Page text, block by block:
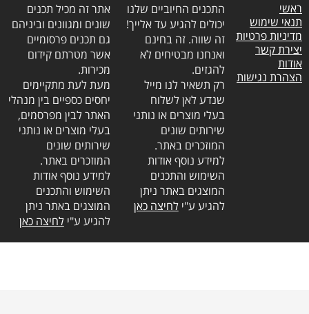
ראשי
תנאי שימוש
מדיניות פרטיות
יצירת קשר
אודות
הצהרת נגישות
התכנים החיוביים שלנו
יכולים להגיע עד אלייך!
זה שווה. זה בחינם
ואנחנו מבטיחים לא
להגזים.
רק תשאיר לנו מייל
שנדע לאן לשלוח
בעלי מוצרים או נותני
שירותים שונים
המוזכרים באתר.
למידע נוסף אודות
השימוש והתכנים
המוצגים באתר ניתן
להגיע ע"ילחיצה כאן
אתר זה מכיל תכנים
שונים ומגוונים וביניהם
גם תכנים פרסומיים
אשר מטרתם קידום
מכירות.
מעת לעת מתקיימים
יחסים כספיים בין מנהלי
האתר לבין מפרסמים,
בעלי מוצרים או נותני
שירותים שונים
המוזכרים באתר.
למידע נוסף אודות
השימוש והתכנים
המוצגים באתר ניתן
להגיע ע"ילחיצה כאן